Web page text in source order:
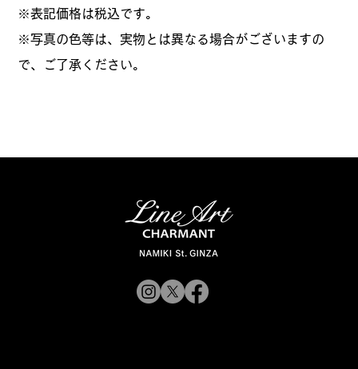
​※表記価格は税込です。
※写真の色等は、実物とは異なる場合がございますの
で、ご了承ください。